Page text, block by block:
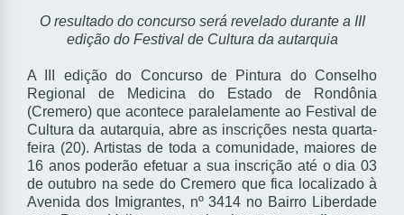
O resultado do concurso será revelado durante a III
edição do Festival de Cultura da autarquia
A III edição do Concurso de Pintura do Conselho
Regional de Medicina do Estado de Rondônia
(Cremero) que acontece paralelamente ao Festival de
Cultura da autarquia, abre as inscrições nesta quarta-
feira (20). Artistas de toda a comunidade, maiores de
16 anos poderão efetuar a sua inscrição até o dia 03
de outubro na sede do Cremero que fica localizado à
Avenida dos Imigrantes, nº 3414 no Bairro Liberdade